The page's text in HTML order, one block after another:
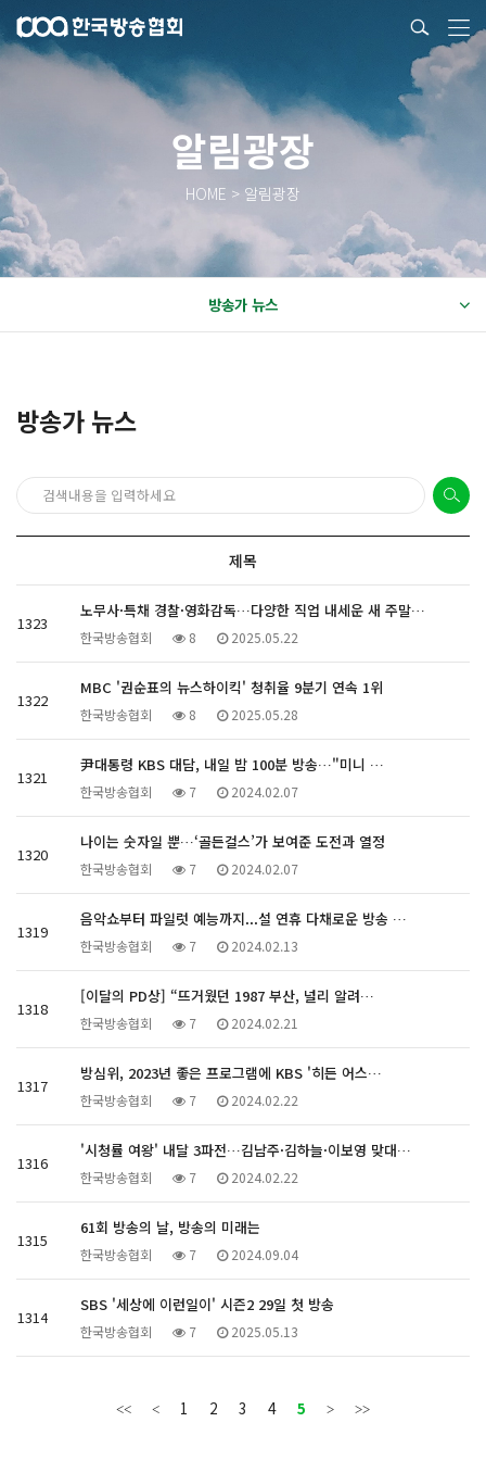
알림광장
HOME > 알림광장
방송가 뉴스
방송가 뉴스
제목
1323
노무사·특채 경찰·영화감독…다양한 직업 내세운 새 주말…
한국방송협회 8 2025.05.22
1322
MBC '권순표의 뉴스하이킥' 청취율 9분기 연속 1위
한국방송협회 8 2025.05.28
1321
尹대통령 KBS 대담, 내일 밤 100분 방송…"미니 …
한국방송협회 7 2024.02.07
1320
나이는 숫자일 뿐…‘골든걸스’가 보여준 도전과 열정
한국방송협회 7 2024.02.07
1319
음악쇼부터 파일럿 예능까지...설 연휴 다채로운 방송 …
한국방송협회 7 2024.02.13
1318
[이달의 PD상] “뜨거웠던 1987 부산, 널리 알려…
한국방송협회 7 2024.02.21
1317
방심위, 2023년 좋은 프로그램에 KBS '히든 어스…
한국방송협회 7 2024.02.22
1316
'시청률 여왕' 내달 3파전…김남주·김하늘·이보영 맞대…
한국방송협회 7 2024.02.22
1315
61회 방송의 날, 방송의 미래는
한국방송협회 7 2024.09.04
1314
SBS '세상에 이런일이' 시즌2 29일 첫 방송
한국방송협회 7 2025.05.13
1 2 3 4 5